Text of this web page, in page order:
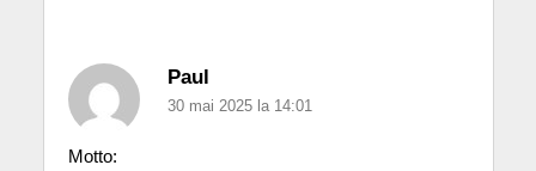
Paul
30 mai 2025 la 14:01
Motto: